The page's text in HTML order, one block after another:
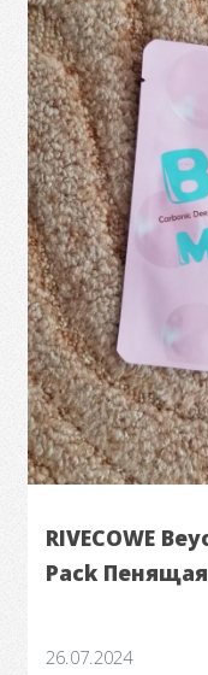
RIVECOWE
Pack
26.07.2024